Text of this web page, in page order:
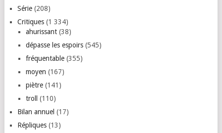
Série(208)
Critiques(1 334)
ahurissant(38)
dépasse les espoirs(545)
fréquentable(355)
moyen (167)
piètre(141)
troll
(110)
Bilan annuel (17)
Répliques(13)